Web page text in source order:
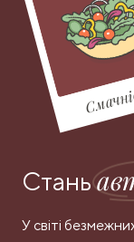
Стань
У світі